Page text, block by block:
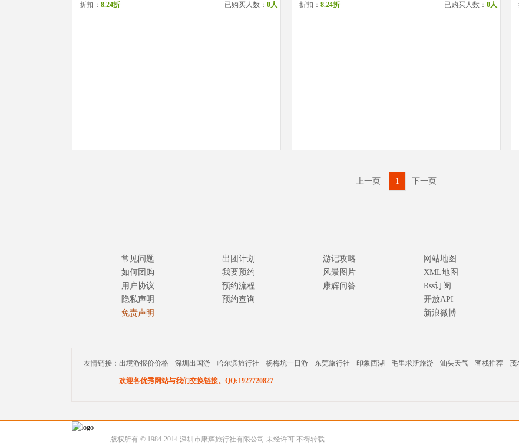
折扣： 8.24折 已购买人数： 0人 折扣： 8.24折 已购买人数： 0人
上一页 1 下一页
常见问题
如何团购
用户协议
隐私声明
免责声明
出团计划
我要预约
预约流程
预约查询
游记攻略
风景图片
康辉问答
网站地图
XML地图
Rss订阅
开放API
新浪微博
友情链接： 出境游报价价格 深圳出国游 哈尔滨旅行社 杨梅坑一日游 东莞旅行社 印象西湖 毛里求斯旅游 汕头天气 客栈推荐 茂
欢迎各优秀网站与我们交换链接。QQ:1927720827
版权所有 © 1984-2014 深圳市康辉旅行社有限公司 未经许可 不得转载